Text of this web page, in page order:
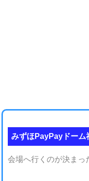
みずほPayPayドーム
会場へ行くのが決まっ